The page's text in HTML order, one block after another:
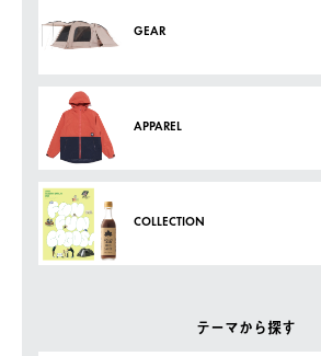
GEAR
APPAREL
COLLECTION
テーマから探す